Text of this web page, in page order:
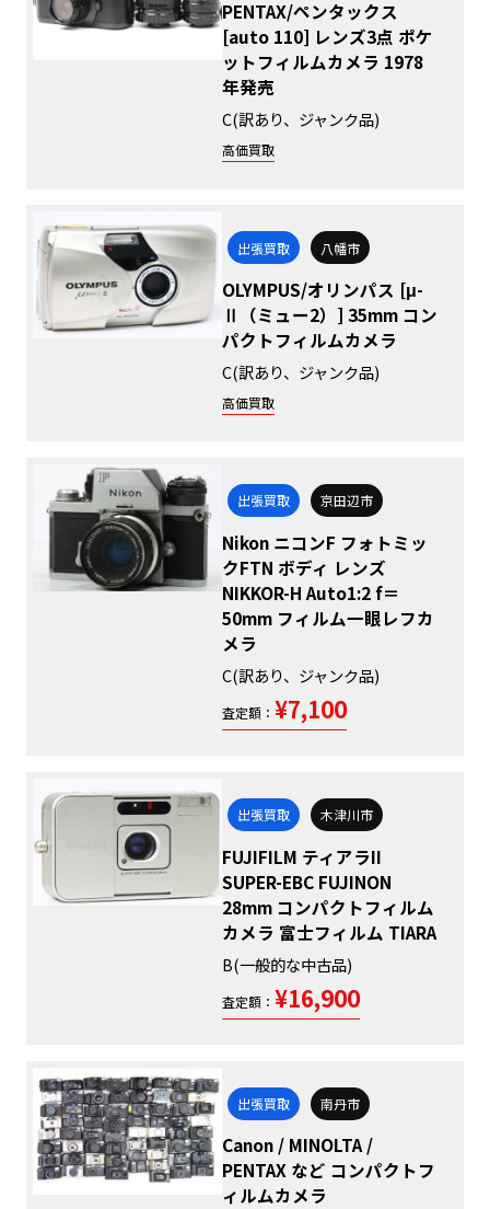
PENTAX/ペンタックス
[auto 110] レンズ3点 ポケ
ットフィルムカメラ 1978
年発売
C(訳あり、ジャンク品)
高価買取
出張買取 八幡市
OLYMPUS/オリンパス [μ-
Ⅱ（ミュー2）] 35mm コン
パクトフィルムカメラ
C(訳あり、ジャンク品)
高価買取
出張買取 京田辺市
Nikon ニコンF フォトミッ
クFTN ボディ レンズ
NIKKOR-H Auto1:2 f＝
50mm フィルム一眼レフカ
メラ
C(訳あり、ジャンク品)
査定額： ¥7,100
出張買取 木津川市
FUJIFILM ティアラII
SUPER-EBC FUJINON
28mm コンパクトフィルム
カメラ 富士フィルム TIARA
B(一般的な中古品)
査定額： ¥16,900
出張買取 南丹市
Canon / MINOLTA /
PENTAX など コンパクトフ
ィルムカメラ